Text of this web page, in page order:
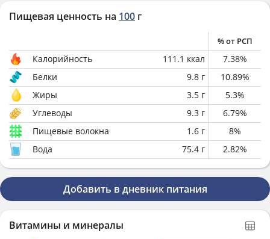
Пищевая ценность на 100 г
% от РСП
Калорийность 111.1 ккал 7.38%
Белки
9.8 г 10.89%
Жиры
3.5 г 5.3%
Углеводы
9.3 г 6.79%
Пищевые волокна
1.6 г 8%
Вода
75.4 г 2.82%
Добавить в дневник питания
Витамины и минералы